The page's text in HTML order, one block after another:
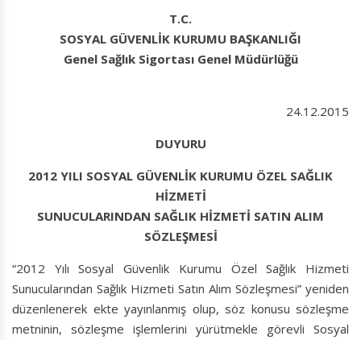
T.C.
SOSYAL GÜVENLİK KURUMU BAŞKANLIĞI
Genel Sağlık Sigortası Genel Müdürlüğü
24.12.2015
DUYURU
2012 YILI SOSYAL GÜVENLİK KURUMU ÖZEL SAĞLIK
HİZMETİ
SUNUCULARINDAN SAĞLIK HİZMETİ SATIN ALIM
SÖZLEŞMESİ
“2012 Yılı Sosyal Güvenlik Kurumu Özel Sağlık Hizmeti
Sunucularından Sağlık Hizmeti Satın Alım Sözleşmesi” yeniden
düzenlenerek ekte yayınlanmış olup, söz konusu sözleşme
metninin, sözleşme işlemlerini yürütmekle görevli Sosyal